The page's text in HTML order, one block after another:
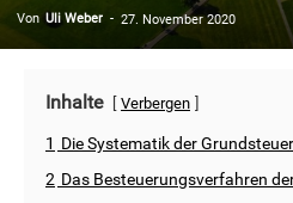
Von Uli Weber - 27. November 2020
Inhalte Verbergen
1 Die Systematik der Grundsteuer
2 Das Besteuerungsverfahren